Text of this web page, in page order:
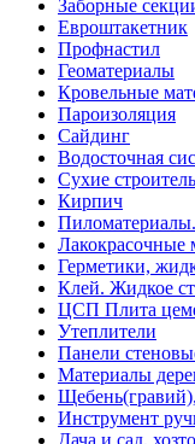
Заборные
Евроштакетник
Профнастил
Геоматериалы
Кровельные
Пароизоляция
Сайдинг
Водосточная
Сухие
Кирпич
Лакокрасочные
Герметики,
Клей. Жидкое
ЦСП Плита
Утеплители
Панели
Материалы
Инструмент
Дача и сад,